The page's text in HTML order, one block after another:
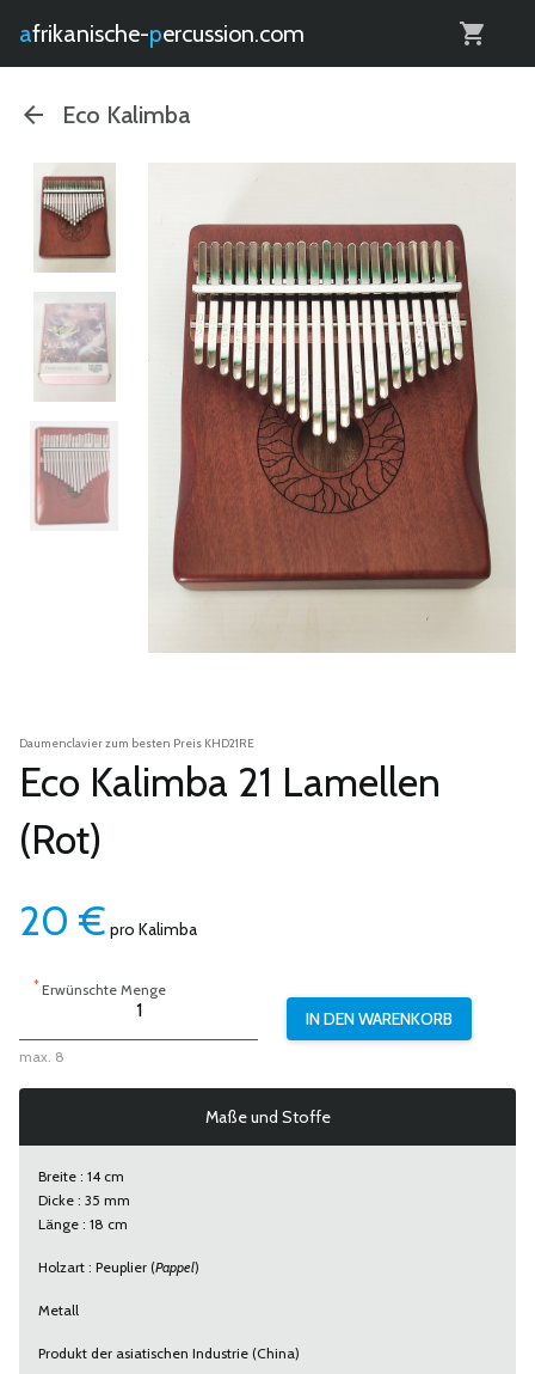
afrikanische- percussion.com
Eco Kalimba
Daumenclavier zum besten Preis KHD21RE
Eco Kalimba 21 Lamellen
(Rot)
20 € pro Kalimba
*Erwünschte Menge
max. 8
Maße und Stoffe
Breite : 14 cm
Dicke : 35 mm
Länge : 18 cm
Holzart : Peuplier (Pappel)
Metall
Produkt der asiatischen Industrie (China)